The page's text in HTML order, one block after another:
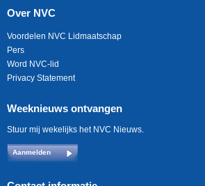
Over NVC
Voordelen NVC Lidmaatschap
Pers
Word NVC-lid
Privacy Statement
Weeknieuws ontvangen
Stuur mij wekelijks het NVC Nieuws.
Aanmelden